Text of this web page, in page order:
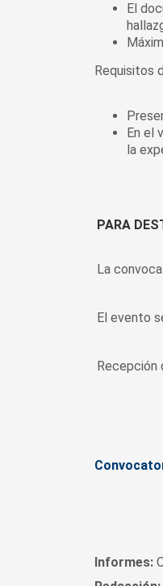
El
Requisitos
En el
la
PARA
La
El evento
Recepción
Informes: